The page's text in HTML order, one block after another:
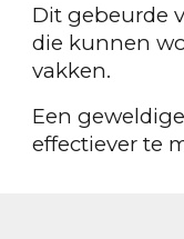
Dit gebeurde
die kunnen
vakken.
Een
effectiever te